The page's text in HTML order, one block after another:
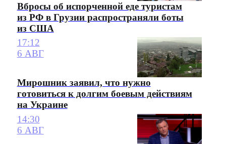
Вбросы об испорченной еде туристам
из РФ в Грузии распространяли боты
из США
17:12
6 АВГ
Мирошник заявил, что нужно
готовиться к долгим боевым действиям
на Украине
14:30
6 АВГ